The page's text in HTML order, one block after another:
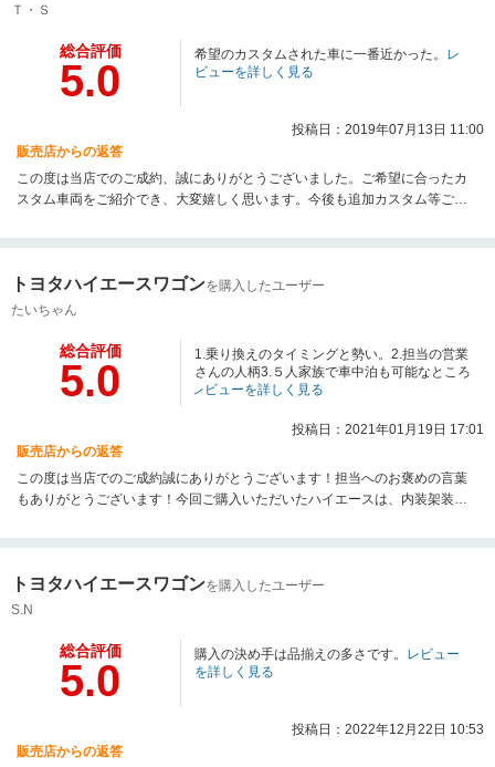
Ｔ・Ｓ
総合評価
5.0
希望のカスタムされた車に一番近かった。 レ
ビューを詳しく見る
投稿日：2019年07月13日 11:00
販売店からの返答
この度は当店でのご成約、誠にありがとうございました。ご希望に合ったカ
スタム車両をご紹介でき、大変嬉しく思います。今後も追加カスタム等ござ
す！
トヨタハイエースワゴンを購入したユーザー
たいちゃん
総合評価
5.0
1.乗り換えのタイミングと勢い。2.担当の営業
さんの人柄3.５人家族で車中泊も可能なところ
レビューを詳しく見る
投稿日：2021年01月19日 17:01
販売店からの返答
この度は当店でのご成約誠にありがとうございます！担当へのお褒めの言葉
もありがとうございます！今回ご購入いただいたハイエースは、内装架装が
ます！是非素敵なハイエースライフをお送りください！今後追加カスタムも
いいたします。
トヨタハイエースワゴンを購入したユーザー
S.N
総合評価
5.0
購入の決め手は品揃えの多さです。 レビュー
を詳しく見る
投稿日：2022年12月22日 10:53
販売店からの返答